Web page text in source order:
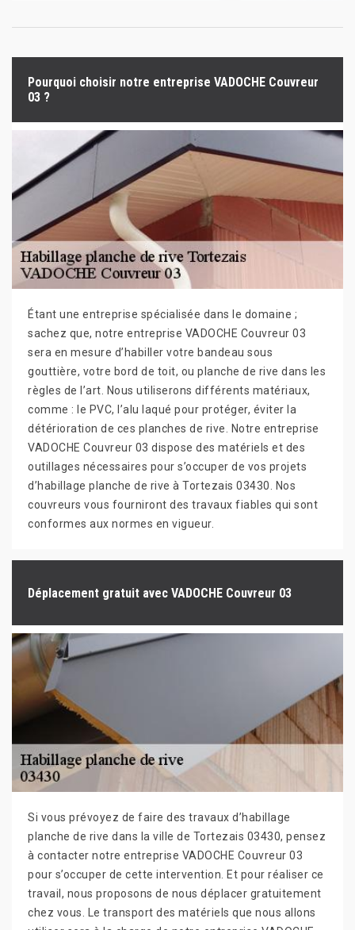
Pourquoi choisir notre entreprise VADOCHE Couvreur
03 ?
Étant une entreprise spécialisée dans le domaine ;
sachez que, notre entreprise VADOCHE Couvreur 03
sera en mesure d’habiller votre bandeau sous
gouttière, votre bord de toit, ou planche de rive dans les
règles de l’art. Nous utiliserons différents matériaux,
comme : le PVC, l’alu laqué pour protéger, éviter la
détérioration de ces planches de rive. Notre entreprise
VADOCHE Couvreur 03 dispose des matériels et des
outillages nécessaires pour s’occuper de vos projets
d’habillage planche de rive à Tortezais 03430. Nos
couvreurs vous fourniront des travaux fiables qui sont
conformes aux normes en vigueur.
Déplacement gratuit avec VADOCHE Couvreur 03
Si vous prévoyez de faire des travaux d’habillage
planche de rive dans la ville de Tortezais 03430, pensez
à contacter notre entreprise VADOCHE Couvreur 03
pour s’occuper de cette intervention. Et pour réaliser ce
travail, nous proposons de nous déplacer gratuitement
chez vous. Le transport des matériels que nous allons